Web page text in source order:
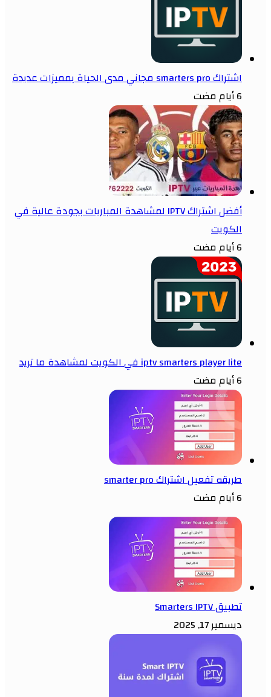
اشتراك smarters pro مجاني مدى الحياة بمميزات عديدة
6 أيام مضت
أفضل اشتراك IPTV لمشاهدة المباريات بجودة عالية في
الكويت
6 أيام مضت
iptv smarters player lite في الكويت لمشاهدة ما تريد
6 أيام مضت
طريقه تفعيل اشتراك smarter pro
6 أيام مضت
تطبيق Smarters IPTV
ديسمبر 17, 2025